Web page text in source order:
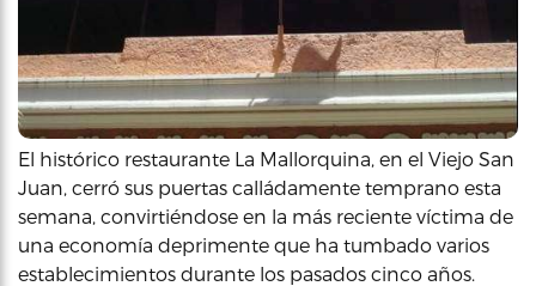
El histórico restaurante La Mallorquina, en el Viejo San
Juan, cerró sus puertas calládamente temprano esta
semana, convirtiéndose en la más reciente víctima de
una economía deprimente que ha tumbado varios
establecimientos durante los pasados cinco años.